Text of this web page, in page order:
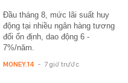
Đầu tháng 8, mức lãi suất huy
động tại nhiều ngân hàng tương
đối ổn định, dao động 6 -
7%/năm.
MONEY.14 - 7 giờ trước